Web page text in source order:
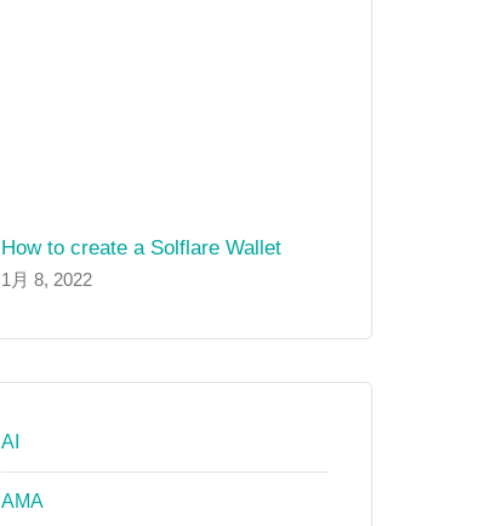
How to create a Solflare Wallet
1月 8, 2022
AI
AMA